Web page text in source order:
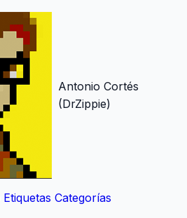
Antonio Cortés
(DrZippie)
Etiquetas Categorías